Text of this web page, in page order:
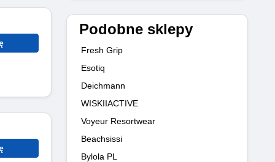
Podobne sklepy
Fresh Grip
Esotiq
Deichmann
WISKIIACTIVE
Voyeur Resortwear
Beachsissi
Bylola PL